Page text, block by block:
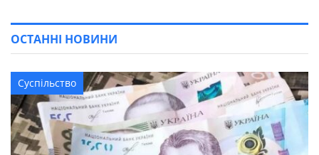
ОСТАННІ НОВИНИ
Суспільство